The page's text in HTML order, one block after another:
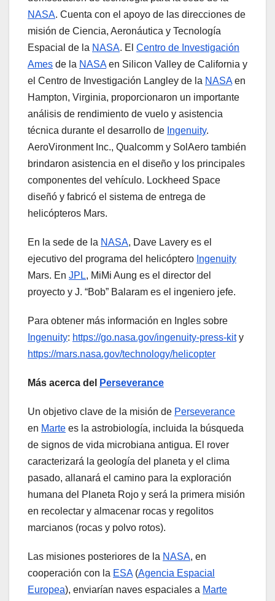
NASA. Cuenta con el apoyo de las direcciones de
misión de Ciencia, Aeronáutica y Tecnología
Espacial de la NASA. El Centro de Investigación
Ames de la NASAen Silicon Valley de California y
el Centro de Investigación Langley de la NASAen
Hampton, Virginia, proporcionaron un importante
análisis de rendimiento de vuelo y asistencia
técnica durante el desarrollo de Ingenuity.
AeroVironment Inc., Qualcomm y SolAero también
brindaron asistencia en el diseño y los principales
componentes del vehículo. Lockheed Space
diseñó y fabricó el sistema de entrega de
helicópteros Mars.
En la sede de la NASA, Dave Lavery es el
ejecutivo del programa del helicóptero Ingenuity
Mars. En JPL, MiMi Aung es el director del
proyecto y J. “Bob” Balaram es el ingeniero jefe.
Para obtener más información en Ingles sobre
Ingenuity: https://go.nasa.gov/ingenuity-press-kity
https://mars.nasa.gov/technology/helicopter
Más acerca del Perseverance
Un objetivo clave de la misión de Perseverance
en Marte es la astrobiología, incluida la búsqueda
de signos de vida microbiana antigua. El rover
caracterizará la geología del planeta y el clima
pasado, allanará el camino para la exploración
humana del Planeta Rojo y será la primera misión
en recolectar y almacenar rocas y regolitos
marcianos (rocas y polvo rotos).
Las misiones posteriores de la NASA, en
cooperación con la ESA(Agencia Espacial
Europea), enviarían naves espaciales a Marte